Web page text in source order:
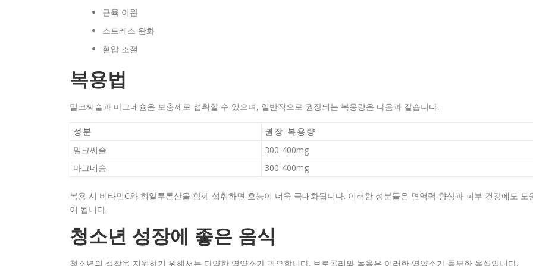
근육 이완
스트레스 완화
혈압 조절
복용법
밀크씨슬과 마그네슘은 보충제로 섭취할 수 있으며, 일반적으로 권장되는 복용량은 다음과 같습니다.
성분
권장 복용량
밀크씨슬
300-400mg
마그네슘
300-400mg
복용 시 비타민C와 히알루론산을 함께 섭취하면 효능이 더욱 극대화됩니다. 이러한 성분들은 면역력 향상과 피부 건강에도 도
이 됩니다.
청소년 성장에 좋은 음식
청소년의 성장을 지원하기 위해서는 다양한 영양소가 필요합니다. 브로콜리와 녹용은 이러한 영양소가 풍부한 음식입니다.